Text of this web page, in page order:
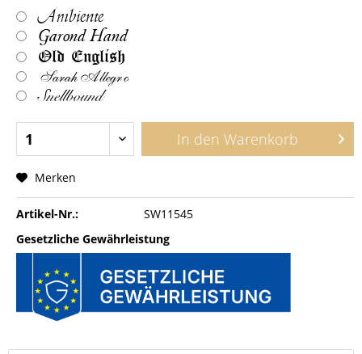
Ambiente
Garond Hand
Old English
Sarah Allegro
Snellbound
In den Warenkorb
Merken
Artikel-Nr.:
SW11545
Gesetzliche Gewährleistung